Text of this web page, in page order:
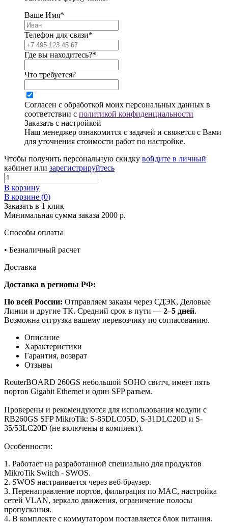
Ваше Имя*
Телефон для связи*
Где вы находитесь?*
Что требуется?
Согласен с обработкой моих персональных данных в
соответствии с политикой конфиденциальности
Заказать с настройкой
Наш менеджер ознакомится с задачей и свяжется с Вами
для уточнения стоимости работ по настройке.
Чтобы получить персональную скидку войдите в личный
кабинет или зарегистрируйтесь
В корзину
В корзине (0)
Заказать в 1 клик
Минимальная сумма заказа 2000 р.
Способы оплаты
• Безналичный расчет
Доставка
Доставка в регионы РФ:
По всей России: Отправляем заказы через СДЭК, Деловые
Линии и другие ТК. Средний срок в пути — 2–5 дней.
Возможна отгрузка вашему перевозчику по согласованию.
Описание
Характеристики
Гарантия, возврат
Отзывы
RouterBOARD 260GS небольшой SOHO свитч, имеет пять
портов Gigabit Ethernet и один SFP разъем.
Проверены и рекомендуются для использования модули с
RB260GS SFP MikroTik: S-85DLC05D, S-31DLC20D и S-
35/53LC20D (не включены в комплект).
Особенности:
1. Работает на разработанной специально для продуктов
MikroTik Switch - SWOS.
2. SWOS настраивается через веб-браузер.
3. Перенаправление портов, фильтрация по MAC, настройка
сетей VLAN, зеркало движения, ограничение полосы
пропускания.
4. В комплекте с коммутатором поставляется блок питания.